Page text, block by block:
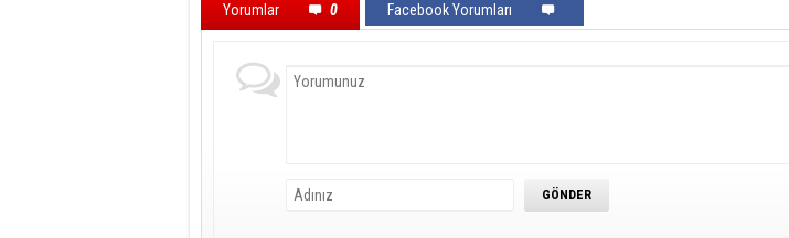
Yorumlar 0 Facebook Yorumları